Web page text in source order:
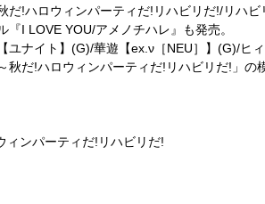
だ!ハロウィンパーティだ!リハビリだ!/リハ
I LOVE YOU/アメノチハレ』も発売。
ユナイト】(G)/華遊【ex.ν［NEU］】(G)/ヒ
秋だ!ハロウィンパーティだ!リハビリだ!」の
ィンパーティだ!リハビリだ!